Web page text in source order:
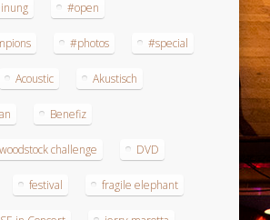
#open
#photos #special
Acoustic Akustisch
Benefiz
challenge DVD
festival fragile elephant